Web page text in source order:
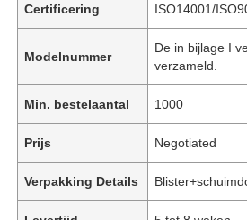
Certificering ISO14001/
Modelnummer
De in bijlage I
verzameld.
Min. bestelaantal 1000
Prijs Negotiated
Verpakking Details